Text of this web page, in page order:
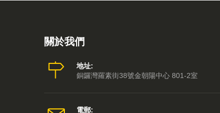
關於我們
地址:
銅鑼灣羅素街38號金朝陽中心 801-2室
電郵: